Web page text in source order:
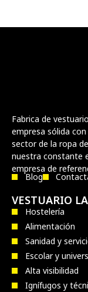
Fabrica de
empresa sólida
sector de la ropa
nuestra constante
empresa de
Blog
VESTUARIO
Hostelería
Alimentación
Sanidad y
Escolar y
Alta visibilidad
Ignífugos y